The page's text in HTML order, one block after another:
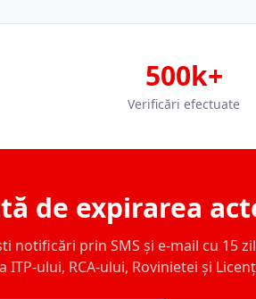
500k+
Verificări efectuate
de expirarea
notificări prin SMS și e-mail cu 15
ului, RCA-ului, Rovinietei și